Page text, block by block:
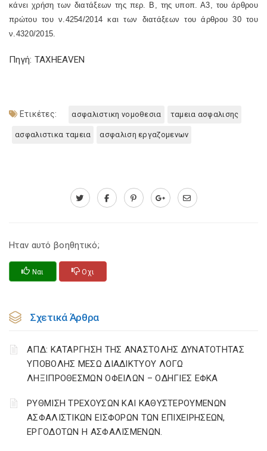
κάνει χρήση των διατάξεων της περ. Β, της υποπ. Α3, του άρθρου
πρώτου του ν.4254/2014 και των διατάξεων του άρθρου 30 του
ν.4320/2015.
Πηγή: TAXHEAVEN
Ετικέτες: ασφαλιστικη νομοθεσια ταμεια ασφαλισης
ασφαλιστικα ταμεια ασφαλιση εργαζομενων
Ηταν αυτό βοηθητικό;
Ναι Οχι
Σχετικά Άρθρα
ΑΠΔ: ΚΑΤΑΡΓΗΣΗ ΤΗΣ ΑΝΑΣΤΟΛΗΣ ΔΥΝΑΤΟΤΗΤΑΣ
ΥΠΟΒΟΛΗΣ ΜΕΣΩ ΔΙΑΔΙΚΤΥΟΥ ΛΟΓΩ
ΛΗΞΙΠΡΟΘΕΣΜΩΝ ΟΦΕΙΛΩΝ – ΟΔΗΓΙΕΣ ΕΦΚΑ
ΡΥΘΜΙΣΗ ΤΡΕΧΟΥΣΩΝ ΚΑΙ ΚΑΘΥΣΤΕΡΟΥΜΕΝΩΝ
ΑΣΦΑΛΙΣΤΙΚΩΝ ΕΙΣΦΟΡΩΝ ΤΩΝ ΕΠΙΧΕΙΡΗΣΕΩΝ,
ΕΡΓΟΔΟΤΩΝ Η ΑΣΦΑΛΙΣΜΕΝΩΝ.